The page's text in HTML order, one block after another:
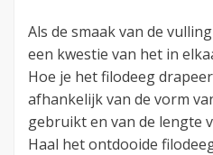
Als de smaak van de
een kwestie van het in
Hoe je het filodeeg
afhankelijk van de vorm
gebruikt en van de lengte
Haal het ontdooide